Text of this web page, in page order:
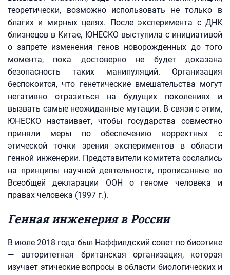
теоретически, возможно использовать не только в
благих и мирных целях. После эксперимента с ДНК
близнецов в Китае, ЮНЕСКО выступила с инициативой
о запрете изменения генов новорожденных до того
момента, пока достоверно не будет доказана
безопасность таких манипуляций. Организация
беспокоится, что генетические вмешательства могут
негативно отразиться на будущих поколениях и
вызвать самые неожиданные мутации. В связи с этим,
ЮНЕСКО настаивает, чтобы государства совместно
приняли меры по обеспечению корректных с
этической точки зрения экспериментов в области
генной инженерии. Представители комитета сослались
на принципы научной деятельности, прописанные во
Всеобщей декларации ООН о геноме человека и
правах человека (1997 г.).
Генная инженерия в России
В июле 2018 года был Наффилдский совет по биоэтике
— авторитетная британская организация, которая
изучает этические вопросы в области биологических и